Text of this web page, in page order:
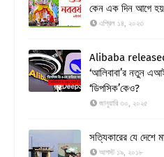
কেন এক দিন আগে
এপ্রিল ১৪, ২০২৩
Alibaba
‘আলিবাবা’র নতুন
‘ডিপসিক’কেও?
জানুয়ারি ৩০, ২০২৫
সত্যিকারের যে দেশে
আগস্ট ১৯, ২০১৮